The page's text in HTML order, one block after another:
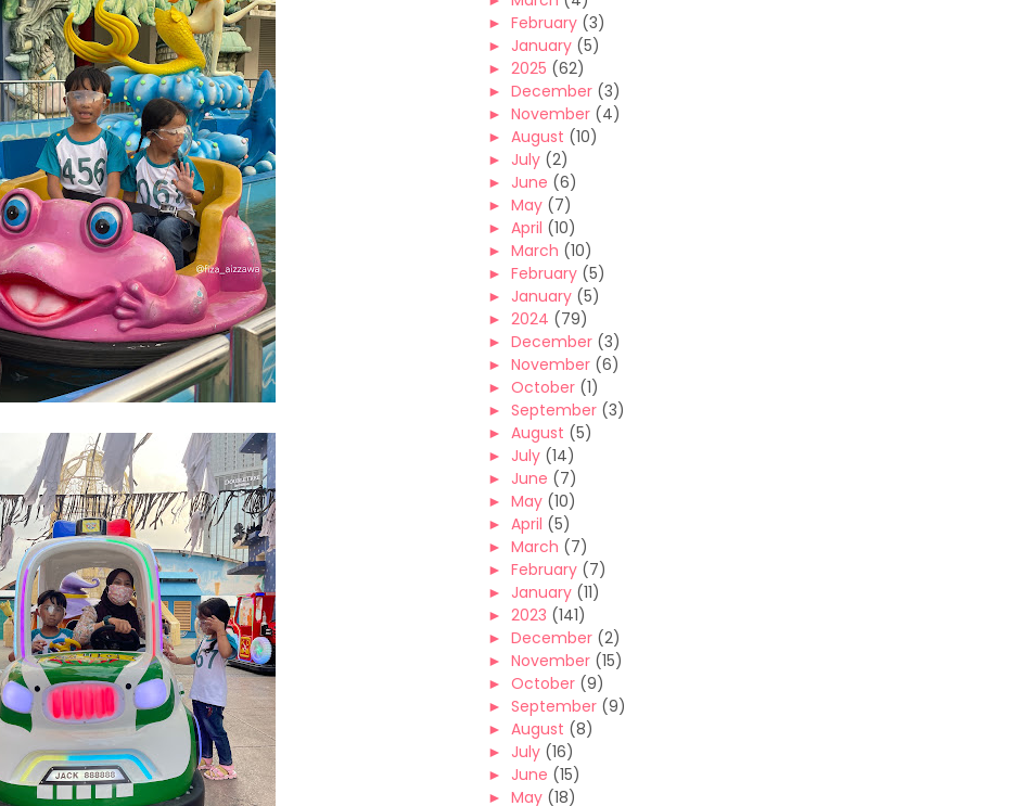
► February (3)
► January (5)
► 2025 (62)
► December (3)
► November (4)
► August (10)
► July (2)
► June (6)
► May (7)
► April (10)
► March (10)
► February (5)
► January (5)
► 2024 (79)
► December (3)
► November (6)
► October (1)
► September (3)
► August (5)
► July (14)
► June (7)
► May (10)
► April (5)
► March (7)
► February (7)
► January (11)
► 2023 (141)
► December (2)
► November (15)
► October (9)
► September (9)
► August (8)
► July (16)
► June (15)
► May (18)